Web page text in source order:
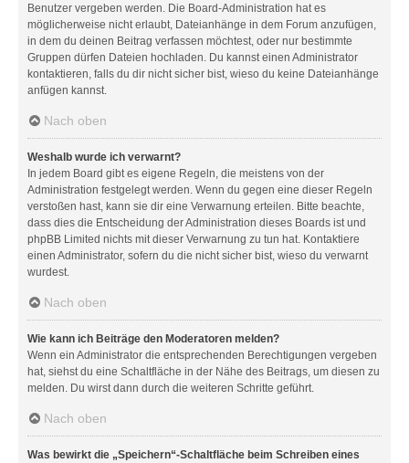
Benutzer vergeben werden. Die Board-Administration hat es
möglicherweise nicht erlaubt, Dateianhänge in dem Forum anzufügen,
in dem du deinen Beitrag verfassen möchtest, oder nur bestimmte
Gruppen dürfen Dateien hochladen. Du kannst einen Administrator
kontaktieren, falls du dir nicht sicher bist, wieso du keine Dateianhänge
anfügen kannst.
Nach oben
Weshalb wurde ich verwarnt?
In jedem Board gibt es eigene Regeln, die meistens von der
Administration festgelegt werden. Wenn du gegen eine dieser Regeln
verstoßen hast, kann sie dir eine Verwarnung erteilen. Bitte beachte,
dass dies die Entscheidung der Administration dieses Boards ist und
phpBB Limited nichts mit dieser Verwarnung zu tun hat. Kontaktiere
einen Administrator, sofern du die nicht sicher bist, wieso du verwarnt
wurdest.
Nach oben
Wie kann ich Beiträge den Moderatoren melden?
Wenn ein Administrator die entsprechenden Berechtigungen vergeben
hat, siehst du eine Schaltfläche in der Nähe des Beitrags, um diesen zu
melden. Du wirst dann durch die weiteren Schritte geführt.
Nach oben
Was bewirkt die „Speichern“-Schaltfläche beim Schreiben eines